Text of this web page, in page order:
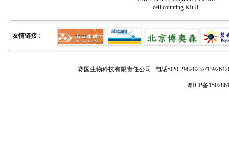
cell counting KIt-8
友情链接：
赛国生物科技有限责任公司 电话:020-29828232/
粤ICP备